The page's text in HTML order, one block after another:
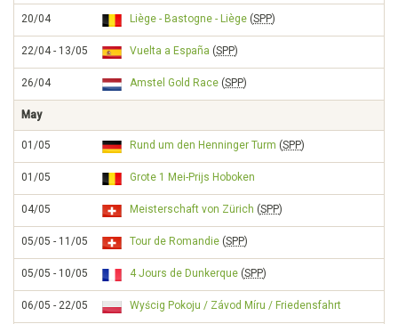
20/04 Liège - Bastogne - Liège (SPP)
22/04 - 13/05 Vuelta a España (SPP)
26/04 Amstel Gold Race (SPP)
May
01/05 Rund um den Henninger Turm (SPP)
01/05 Grote 1 Mei-Prijs Hoboken
04/05 Meisterschaft von Zürich (SPP)
05/05 - 11/05 Tour de Romandie (SPP)
05/05 - 10/05 4 Jours de Dunkerque (SPP)
06/05 - 22/05 Wyścig Pokoju / Závod Míru / Friedensfahrt